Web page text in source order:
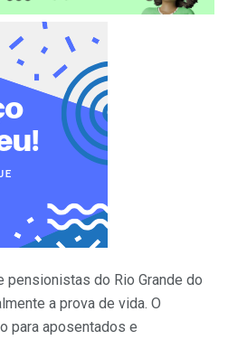
do Rio Grande do
a prova de vida. O
para aposentados e